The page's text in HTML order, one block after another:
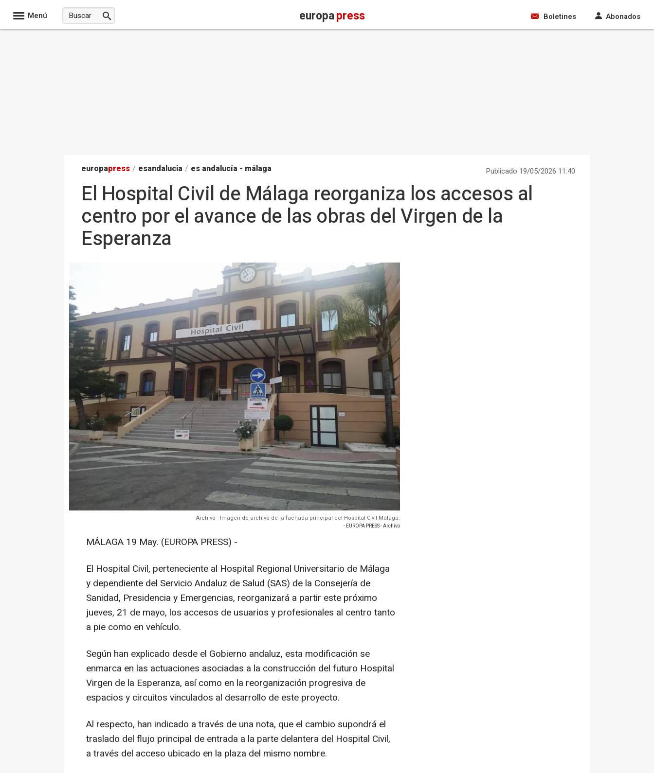
Menú europapress Boletines Abonados
europapress / esandalucia / es andalucía - málaga Publicado 19/05/2026 11:40
El Hospital Civil de Málaga reorganiza los accesos al
centro por el avance de las obras del Virgen de la
Esperanza
Archivo - Imagen de archivo de la fachada principal del Hospital Civil Málaga.
- EUROPA PRESS - Archivo
MÁLAGA 19 May. (EUROPA PRESS) -
El Hospital Civil, perteneciente al Hospital Regional Universitario de Málaga
y dependiente del Servicio Andaluz de Salud (SAS) de la Consejería de
Sanidad, Presidencia y Emergencias, reorganizará a partir este próximo
jueves, 21 de mayo, los accesos de usuarios y profesionales al centro tanto
a pie como en vehículo.
Según han explicado desde el Gobierno andaluz, esta modificación se
enmarca en las actuaciones asociadas a la construcción del futuro Hospital
Virgen de la Esperanza, así como en la reorganización progresiva de
espacios y circuitos vinculados al desarrollo de este proyecto.
Al respecto, han indicado a través de una nota, que el cambio supondrá el
traslado del flujo principal de entrada a la parte delantera del Hospital Civil,
a través del acceso ubicado en la plaza del mismo nombre.